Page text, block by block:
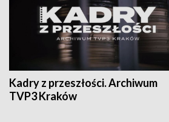
Kadry z przeszłości. Archiwum
TVP3 Kraków